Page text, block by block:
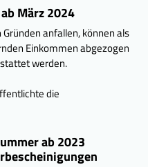
März 2024
anfallen, können als
Einkommen abgezogen
werden.
die
ab 2023